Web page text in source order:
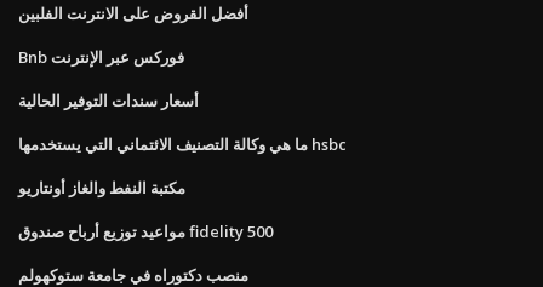
أفضل القروض على الانترنت الفلبين
Bnb فوركس عبر الإنترنت
أسعار سندات التوفير الحالية
ما هي وكالة التصنيف الائتماني التي يستخدمها hsbc
مكتبة النفط والغاز أونتاريو
مواعيد توزيع أرباح صندوق fidelity 500
منصب دكتوراه في جامعة ستوكهولم